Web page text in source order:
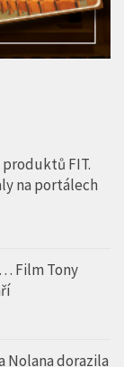
FIT.
na portálech
Film Tony
Nolana dorazila